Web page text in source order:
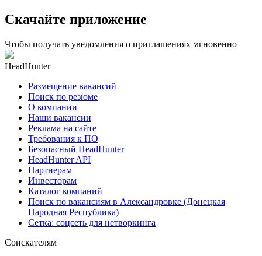
Скачайте приложение
Чтобы получать уведомления о приглашениях мгновенно
HeadHunter
Размещение вакансий
Поиск по резюме
О компании
Наши вакансии
Реклама на сайте
Требования к ПО
Безопасный HeadHunter
HeadHunter API
Партнерам
Инвесторам
Каталог компаний
Поиск по вакансиям в Александровке (Донецкая
Народная Республика)
Сетка: соцсеть для нетворкинга
Соискателям